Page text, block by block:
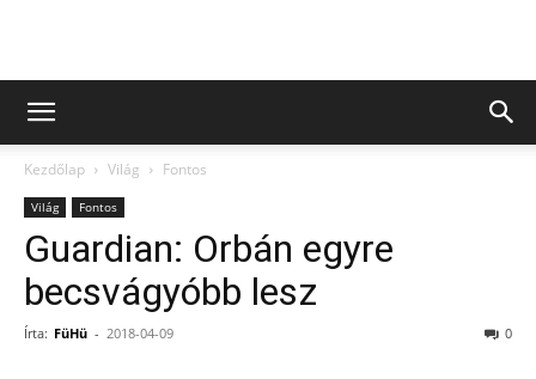
Kezdőlap Világ Fontos
Világ Fontos
Guardian: Orbán egyre
becsvágyóbb lesz
Írta: FüHü - 2018-04-09 0